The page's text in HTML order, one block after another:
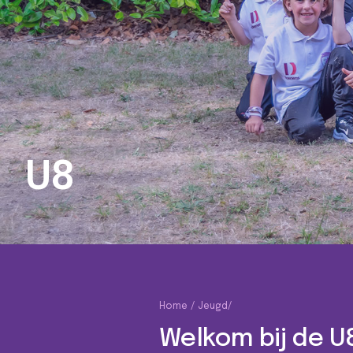
U8
Home Jeugd/
Welkom bij de